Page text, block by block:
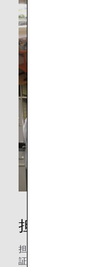
担当者イン
担当者の中谷さん（
証のお話を伺いまし